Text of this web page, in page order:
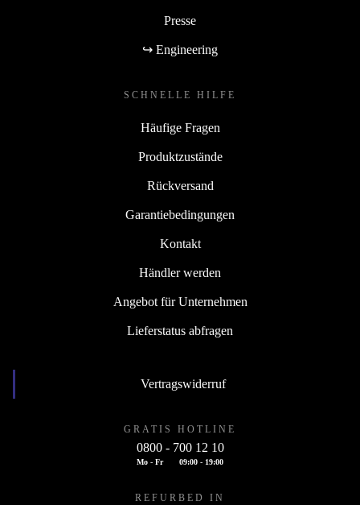
Presse
↪ Engineering
SCHNELLE HILFE
Häufige Fragen
Produktzustände
Rückversand
Garantiebedingungen
Kontakt
Händler werden
Angebot für Unternehmen
Lieferstatus abfragen
Vertragswiderruf
GRATIS HOTLINE
0800 - 700 12 10
Mo - Fr 09:00 - 19:00
REFURBED IN